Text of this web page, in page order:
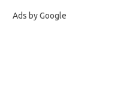
Ads by Google